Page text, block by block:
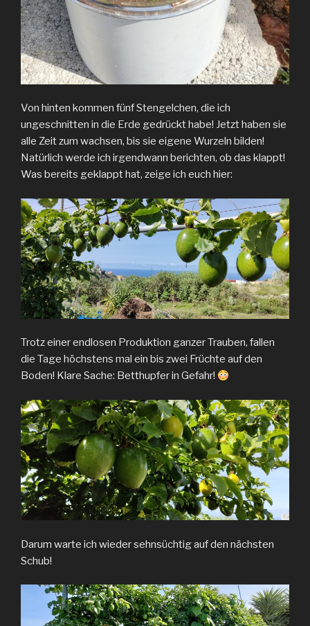
Von hinten kommen fünf Stengelchen, die ich
ungeschnitten in die Erde gedrückt habe! Jetzt haben sie
alle Zeit zum wachsen, bis sie eigene Wurzeln bilden!
Natürlich werde ich irgendwann berichten, ob das klappt!
Was bereits geklappt hat, zeige ich euch hier:
Trotz einer endlosen Produktion ganzer Trauben, fallen
die Tage höchstens mal ein bis zwei Früchte auf den
Boden! Klare Sache: Betthupfer in Gefahr!
Darum warte ich wieder sehnsüchtig auf den nächsten
Schub!